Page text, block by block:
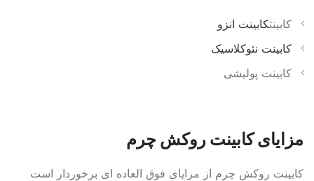
کابینتکابینت انزو
کابینت نئوکلاسیک
کابینت پولیشی
مزایای کابینت روکش چرم
کابینت روکش چرم از مزایای فوق العاده ای برخوردار است